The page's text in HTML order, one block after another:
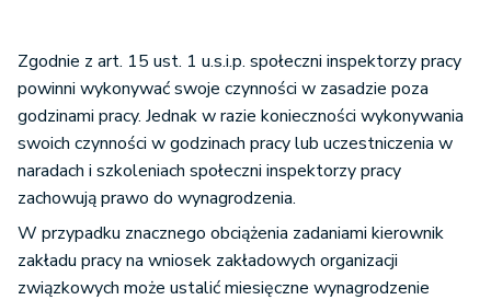
Zgodnie z art. 15 ust. 1 u.s.i.p. społeczni inspektorzy pracy
powinni wykonywać swoje czynności w zasadzie poza
godzinami pracy. Jednak w razie konieczności wykonywania
swoich czynności w godzinach pracy lub uczestniczenia w
naradach i szkoleniach społeczni inspektorzy pracy
zachowują prawo do wynagrodzenia.
W przypadku znacznego obciążenia zadaniami kierownik
zakładu pracy na wniosek zakładowych organizacji
związkowych może ustalić miesięczne wynagrodzenie